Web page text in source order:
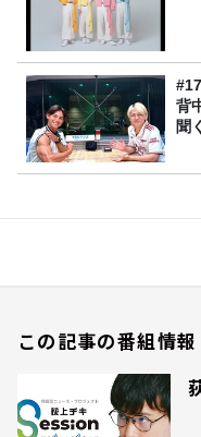
背
聞
この記事の番組情報